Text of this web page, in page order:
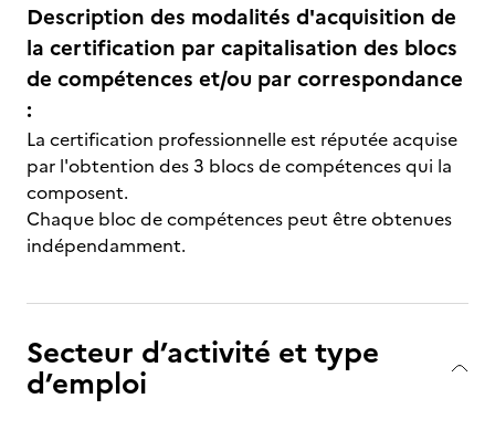
Description des modalités d'acquisition de
la certification par capitalisation des blocs
de compétences et/ou par correspondance
:
La certification professionnelle est réputée acquise
par l'obtention des 3 blocs de compétences qui la
composent.
Chaque bloc de compétences peut être obtenues
indépendamment.
Secteur d’activité et type
d’emploi